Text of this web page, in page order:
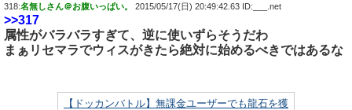
318:名無しさん＠お腹いっぱい。 2015/05/17(日) 20:49:42.63 ID:___.net
>>317
属性がバラバラすぎて、逆に使いずらそうだわ
まぁリセマラでウィスがきたら絶対に始めるべきではあるな
【ドッカンバトル】無課金ユーザーでも龍石を獲